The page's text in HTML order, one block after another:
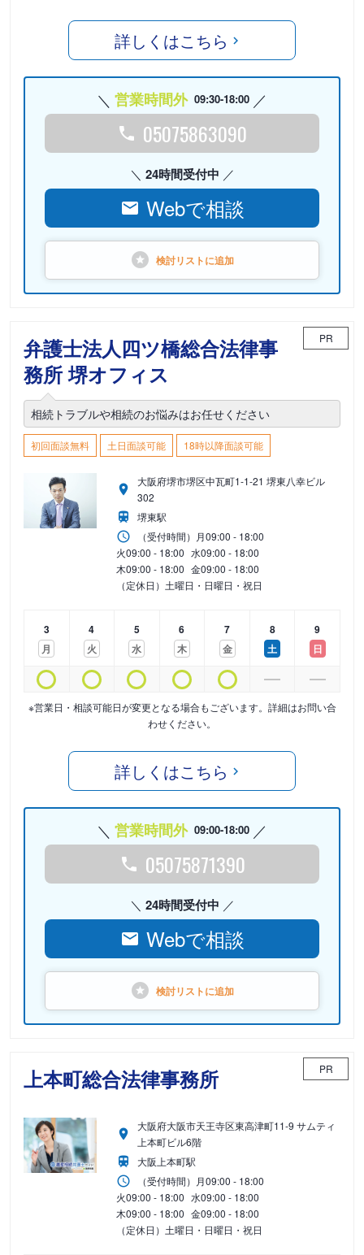
詳しくはこちら
営業時間外 09:30-18:00
05075863090
24時間受付中
Webで相談
検討リストに追加
弁護士法人四ツ橋総合法律事
務所 堺オフィス
PR
相続トラブルや相続のお悩みはお任せください
初回面談無料 土日面談可能 18時以降面談可能
大阪府堺市堺区中瓦町1-1-21 堺東八幸ビル
302
堺東駅
（受付時間） 月09:00 - 18:00
火09:00 - 18:00 水09:00 - 18:00
木09:00 - 18:00 金09:00 - 18:00
（定休日）土曜日・日曜日・祝日
3
月
4
火
5
水
6
木
7
金
8
土
9
日
※営業日・相談可能日が変更となる場合もございます。詳細はお問い合
わせください。
詳しくはこちら
営業時間外 09:00-18:00
05075871390
24時間受付中
Webで相談
検討リストに追加
上本町総合法律事務所 PR
大阪府大阪市天王寺区東高津町11-9 サムティ
上本町ビル6階
大阪上本町駅
（受付時間） 月09:00 - 18:00
火09:00 - 18:00 水09:00 - 18:00
木09:00 - 18:00 金09:00 - 18:00
（定休日）土曜日・日曜日・祝日